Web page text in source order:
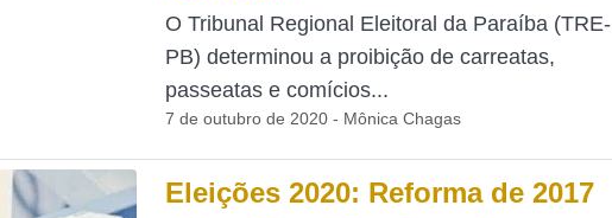
O Tribunal Regional Eleitoral da Paraíba (TRE-
PB) determinou a proibição de carreatas,
passeatas e comícios...
7 de outubro de 2020 - Mônica Chagas
Eleições 2020: Reforma de 2017